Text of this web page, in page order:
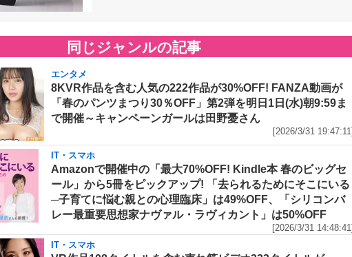
同じジャンルの記事
エンタメ
8KVR作品を含む人気の222作品が30%OFF! FANZA動画が
「春のパンツまつり30％OFF」第2弾を明日1日(水)朝9:59ま
で開催～キャンペーンガールは田野憂さん
[2026/3/31 19:47:11]
IT・スマホ
Amazonで開催中の「最大70%OFF! Kindle本 春のビッグセ
ール」から5冊をピックアップ! 「去られるためにそこにいる
─子育てに悩む親との心理臨床」は49%OFF、「シリコンバ
レー最重要思想家ナヴァル・ラヴィカント」は50%OFF
[2026/3/31 14:48:41]
IT・スマホ